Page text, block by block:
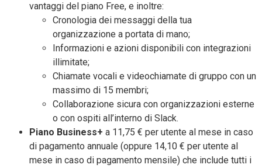
vantaggi del piano Free, e inoltre:
Cronologia dei messaggi della tua
organizzazione a portata di mano;
Informazioni e azioni disponibili con integrazioni
illimitate;
Chiamate vocali e videochiamate di gruppo con un
massimo di 15 membri;
Collaborazione sicura con organizzazioni esterne
o con ospiti all’interno di Slack.
Piano Business+ a 11,75 € per utente al mese in caso
di pagamento annuale (oppure 14,10 € per utente al
mese in caso di pagamento mensile) che include tutti i